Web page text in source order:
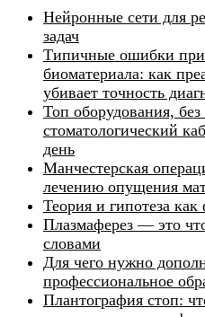
Нейронные сети для
задач
Типичные ошибки при
биоматериала: как
убивает точность
Топ оборудования, без
стоматологический
день
Манчестерская
лечению опущения
Теория и гипотеза
Плазмаферез — это
словами
Для чего нужно
профессиональное
Плантография стоп: